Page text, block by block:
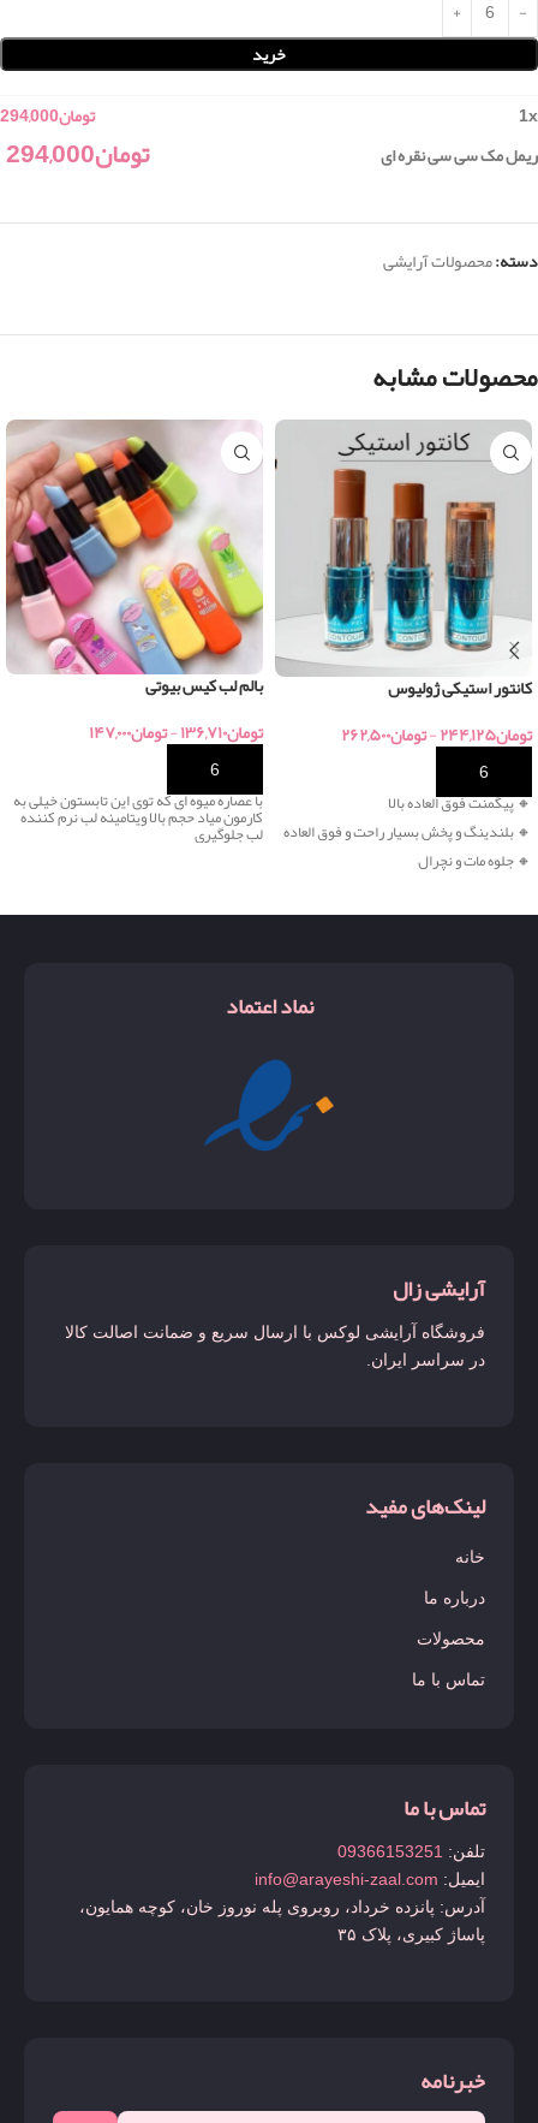
خرید
1x تومان294,000
ریمل مک سی سی نقره ای
تومان294,000
دسته:محصولات آرایشی
محصولات مشابه
کانتور استیکی ژولیوس
تومان۲۴۴,۱۲۵-تومان۲۶۲,۵۰۰
خرید
🔸پیگمنت فوق العاده بالا
🔸 بلندینگ و پخش بسیار راحت و فوق العاده
🔸 جلوه مات و نچرال
بالم لب کیس بیوتی
تومان۱۳۶,۷۱۰-تومان۱۴۷,۰۰۰
خرید
با عصاره میوه ای که توی این تابستون خیلی به
کارمون میاد حجم بالا ویتامینه لب نرم کننده
لب جلوگیری
نماد اعتماد
آرایشی زال
فروشگاه آرایشی لوکس با ارسال سریع و ضمانت اصالت کالا
در سراسر ایران.
لینک‌های مفید
خانه
درباره ما
محصولات
تماس با ما
تماس با ما
تلفن: 09366153251
ایمیل: info@arayeshi-zaal.com
آدرس: پانزده خرداد، روبروی پله نوروز خان، کوچه همایون،
پاساژ کبیری، پلاک ۳۵
خبرنامه